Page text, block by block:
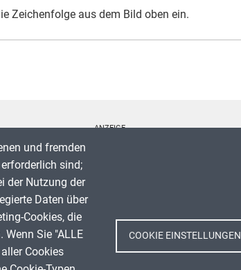
Zeichenfolge aus dem Bild oben ein.
ANZEIGE
Impressum
Datenschutz
und fremden
sind;
der Nutzung der
Daten über
Cookies, die
Sie "ALLE
Cookies
COOKIE EINSTELLUNGEN